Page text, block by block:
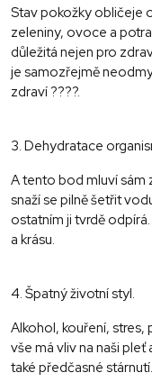
Stav pokožky obličeje
zeleniny, ovoce a
důležitá nejen pro
je samozřejmě
zdraví ????.
3. Dehydratace
A tento bod mluví sám
snaží se pilně šetřit
ostatním ji tvrdě
a krásu.
4. Špatný životní styl.
Alkohol, kouření,
vše má vliv na naši
také předčasné stárnutí.